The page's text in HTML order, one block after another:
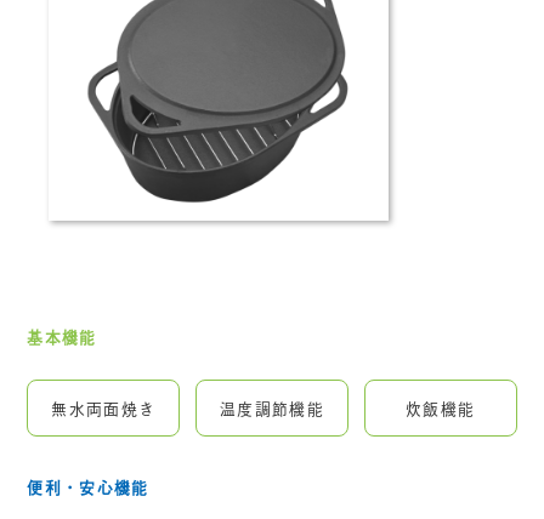
基本機能
無水両面焼き 温度調節機能 炊飯機能
便利・安心機能